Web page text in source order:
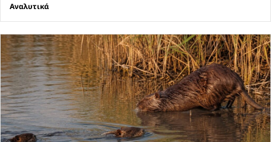
Αναλυτικά